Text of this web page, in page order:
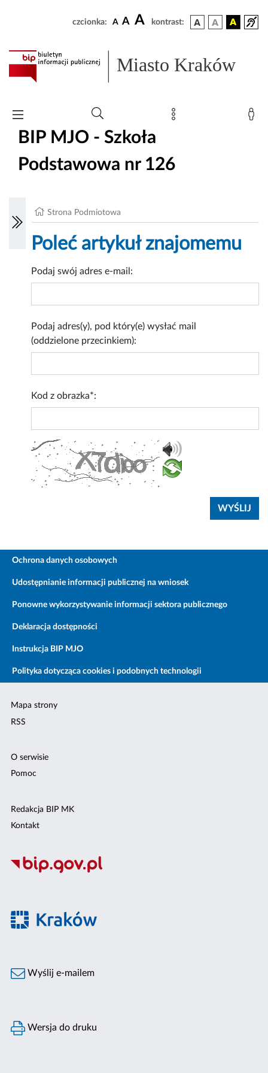
czcionka: A A A kontrast:
Miasto Kraków
BIP MJO - Szkoła
Podstawowa nr 126
Strona Podmiotowa
Poleć artykuł znajomemu
Podaj swój adres e-mail:
Podaj adres(y), pod który(e) wysłać mail
(oddzielone przecinkiem):
Kod z obrazka*:
Ochrona danych osobowych
Udostępnianie informacji publicznej na wniosek
Ponowne wykorzystywanie informacji sektora publicznego
Deklaracja dostępności
Instrukcja BIP MJO
Polityka dotycząca cookies i podobnych technologii
Mapa strony
RSS
O serwisie
Pomoc
Redakcja BIP MK
Kontakt
Wyślij e-mailem
Wersja do druku